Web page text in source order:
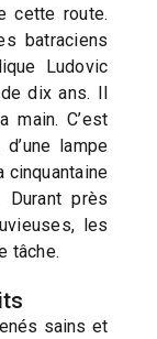
cette route.
batraciens
Ludovic
dix ans. Il
main. C’est
lampe
cinquantaine
près
les
tâche.
sains et